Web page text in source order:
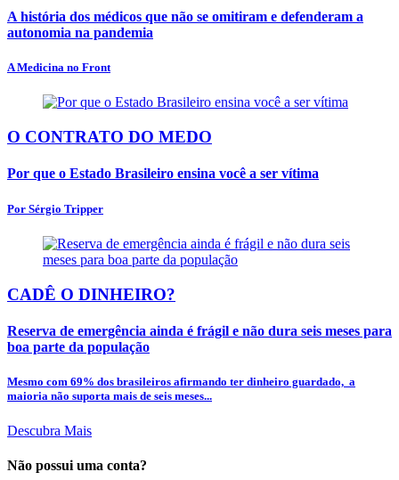
A história dos médicos que não se omitiram e defenderam a
autonomia na pandemia
A Medicina no Front
O CONTRATO DO MEDO
Por que o Estado Brasileiro ensina você a ser vítima
Por Sérgio Tripper
CADÊ O DINHEIRO?
Reserva de emergência ainda é frágil e não dura seis meses para
boa parte da população
Mesmo com 69% dos brasileiros afirmando ter dinheiro guardado, a
maioria não suporta mais de seis meses...
Descubra Mais
Não possui uma conta?